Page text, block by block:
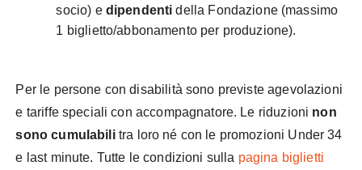
socio) e dipendenti della Fondazione (massimo
1 biglietto/abbonamento per produzione).
Per le persone con disabilità sono previste agevolazioni
e tariffe speciali con accompagnatore. Le riduzioni non
sono cumulabilitra loro né con le promozioni Under 34
e last minute. Tutte le condizioni sulla pagina biglietti